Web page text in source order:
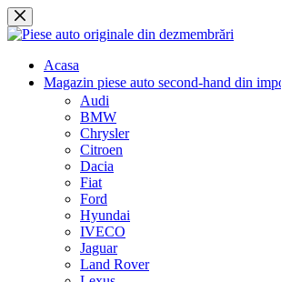
Sari
la
Acasa
Magazin piese auto second-hand din
Audi
BMW
Chrysler
Citroen
Dacia
Fiat
Ford
Hyundai
IVECO
Jaguar
Land Rover